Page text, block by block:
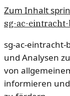
Zum Inhalt
sg-ac-
sg-ac-
und Analysen
von
informieren